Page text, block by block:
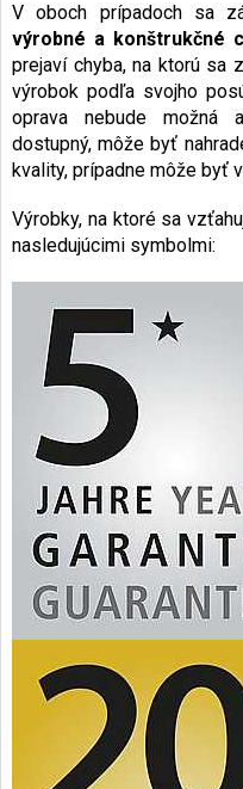
PIESKOVANIE
SKLA
ZNAČKY
AKCIE
NOVINKY
Prihlásenie
V oboch prípadoch sa
výrobné a konštrukčné
prejaví chyba, na ktorú sa
výrobok podľa svojho
oprava nebude možná
dostupný, môže byť
kvality, prípadne môže byť
Výrobky, na ktoré sa
nasledujúcimi symbolmi: